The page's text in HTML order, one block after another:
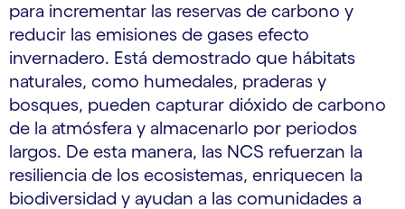
para incrementar las reservas de carbono y
reducir las emisiones de gases efecto
invernadero. Está demostrado que hábitats
naturales, como humedales, praderas y
bosques, pueden capturar dióxido de carbono
de la atmósfera y almacenarlo por periodos
largos. De esta manera, las NCS refuerzan la
resiliencia de los ecosistemas, enriquecen la
biodiversidad y ayudan a las comunidades a